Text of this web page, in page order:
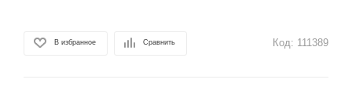
В избранное Сравнить Код: 111389